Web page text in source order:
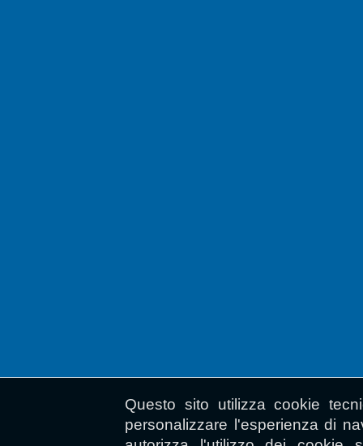
Questo sito utilizza cookie
personalizzare l'esperienza di